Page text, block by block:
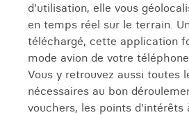
d'utilisation, elle vous
en temps réel sur le terrain.
téléchargé, cette application
mode avion de votre
Vous y retrouvez aussi toutes
nécessaires au bon
vouchers, les points d'intérêts